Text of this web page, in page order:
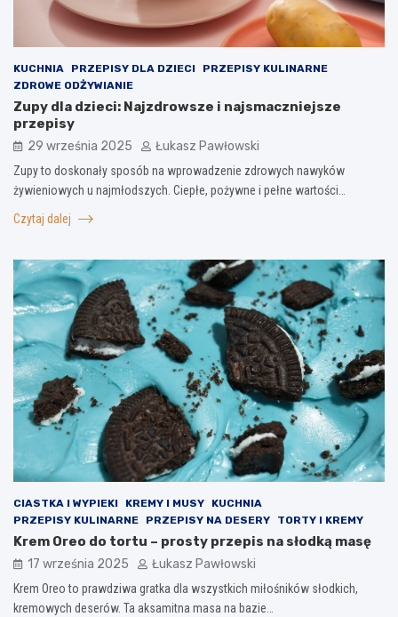
KUCHNIA PRZEPISY DLA DZIECI
PRZEPISY KULINARNE
ZDROWE ODŻYWIANIE
Zupy dla dzieci: Najzdrowsze i najsmaczniejsze
przepisy
29 września 2025 Łukasz Pawłowski
Zupy to doskonały sposób na wprowadzenie zdrowych nawyków
żywieniowych u najmłodszych. Ciepłe, pożywne i pełne wartości…
Czytaj dalej
CIASTKA I WYPIEKI KREMY I MUSY
KUCHNIA
PRZEPISY KULINARNE
PRZEPISY NA DESERY TORTY I KREMY
Krem Oreo do tortu – prosty przepis na słodką masę
17 września 2025 Łukasz Pawłowski
Krem Oreo to prawdziwa gratka dla wszystkich miłośników słodkich,
kremowych deserów. Ta aksamitna masa na bazie…